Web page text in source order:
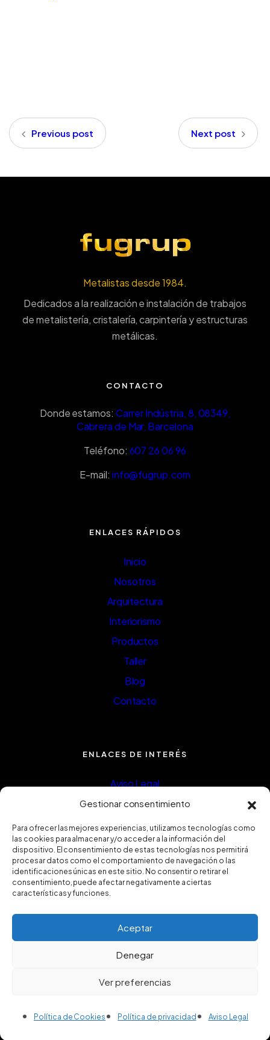
Gestionar consentimiento
Para ofrecer las mejores experiencias, utilizamos tecnologías como
las cookies para almacenar y/o acceder a la información del
dispositivo. El consentimiento de estas tecnologías nos permitirá
procesar datos como el comportamiento de navegación o las
identificaciones únicas en este sitio. No consentir o retirar el
consentimiento, puede afectar negativamente a ciertas
características y funciones.
Aceptar
Denegar
Ver preferencias
Política de Cookies Política de privacidad Aviso Legal
Previous post Next post
Metalistas desde 1984.
Dedicados a la realización e instalación de trabajos
de metalistería, cristalería, carpintería y estructuras
metálicas.
CONTACTO
Donde estamos:Carrer Indústria, 8, 08349,
Cabrera de Mar, Barcelona
Teléfono: 607 26 06 96
E-mail: info@fugrup.com
ENLACES RÁPIDOS
Inicio
Nosotros
Arquitectura
Interiorismo
Productos
Taller
Blog
Contacto
ENLACES DE INTERÉS
Aviso Legal
Política de privacidad
Política de Cookies
Política de calidad
Certificado ISO9001
2025 © FUGRUP INSTALACIONES Y REFORMAS, S.L.